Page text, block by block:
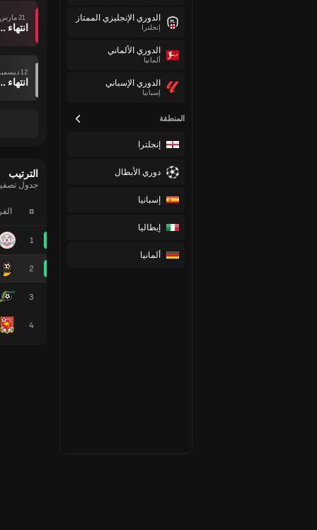
الدوري الإنجليزي الممتاز
إنجلترا
الدوري الألماني
ألمانيا
الدوري الإسباني
إسبانيا
المنطقة
إنجلترا
دوري الأبطال
إسبانيا
إيطاليا
ألمانيا
21 مارس
انتهاء
12 ديسمبر
انتهاء
الترتيب
جدول
#
1
2
3
4